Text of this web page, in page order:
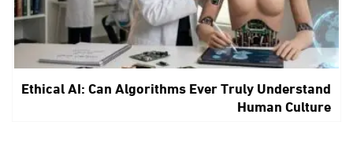
Ethical AI: Can Algorithms Ever Truly Understand
Human Culture